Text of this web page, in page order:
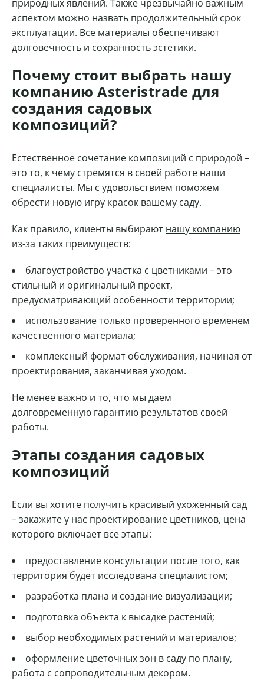
природных явлений. Также чрезвычайно важным
аспектом можно назвать продолжительный срок
эксплуатации. Все материалы обеспечивают
долговечность и сохранность эстетики.
Почему стоит выбрать нашу
компанию Asteristrade для
создания садовых
композиций?
Естественное сочетание композиций с природой –
это то, к чему стремятся в своей работе наши
специалисты. Мы с удовольствием поможем
обрести новую игру красок вашему саду.
Как правило, клиенты выбирают нашу компанию
из-за таких преимуществ:
благоустройство участка с цветниками – это
стильный и оригинальный проект,
предусматривающий особенности территории;
использование только проверенного временем
качественного материала;
комплексный формат обслуживания, начиная от
проектирования, заканчивая уходом.
Не менее важно и то, что мы даем
долговременную гарантию результатов своей
работы.
Этапы создания садовых
композиций
Если вы хотите получить красивый ухоженный сад
– закажите у нас проектирование цветников, цена
которого включает все этапы:
предоставление консультации после того, как
территория будет исследована специалистом;
разработка плана и создание визуализации;
подготовка объекта к высадке растений;
выбор необходимых растений и материалов;
оформление цветочных зон в саду по плану,
работа с сопроводительным декором.